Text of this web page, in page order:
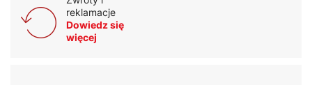
reklamacje
Dowiedz się
więcej